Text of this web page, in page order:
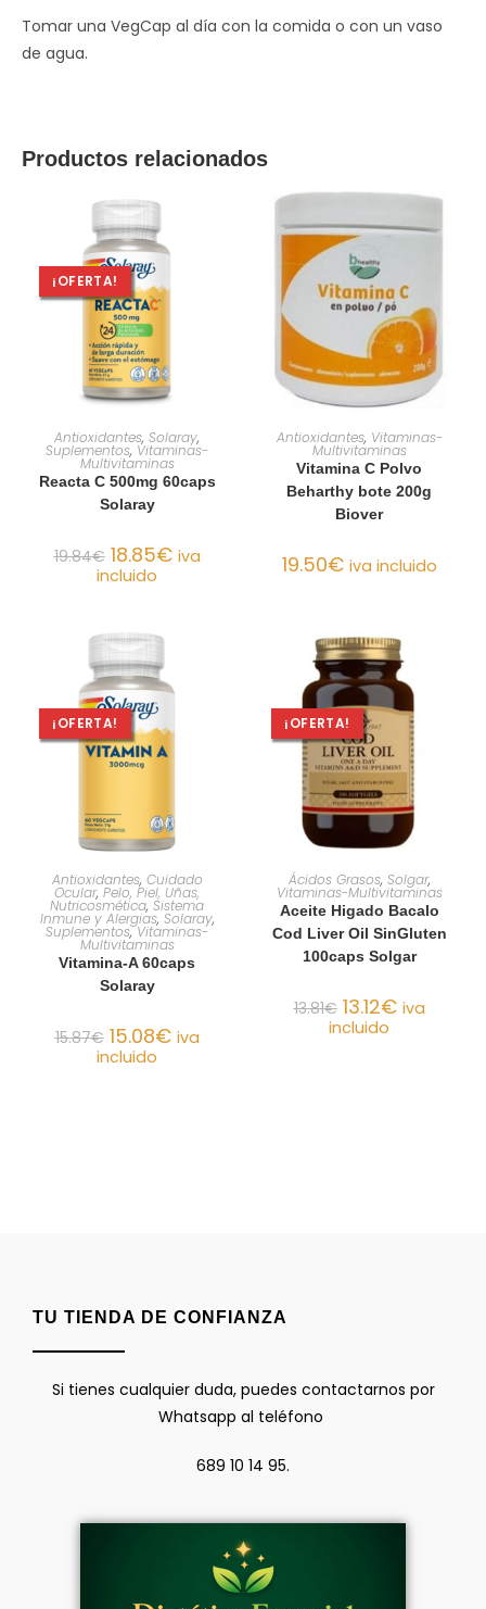
Tomar una VegCap al día con la comida o con un vaso
de agua.
Productos relacionados
¡OFERTA!
AÑADIR AL CARRITO
Antioxidantes, Solaray,
Suplementos, Vitaminas-
Multivitaminas
Reacta C 500mg 60caps
Solaray
19.84€ 18.85€ iva
incluido
AÑADIR AL CARRITO
Antioxidantes, Vitaminas-
Multivitaminas
Vitamina C Polvo
Beharthy bote 200g
Biover
19.50€ iva incluido
¡OFERTA!
AÑADIR AL CARRITO
Antioxidantes, Cuidado
Ocular, Pelo, Piel, Uñas,
Nutricosmética, Sistema
Inmune y Alergias, Solaray,
Suplementos,Vitaminas-
Multivitaminas
Vitamina-A 60caps
Solaray
15.87€ 15.08€ iva
incluido
¡OFERTA!
AÑADIR AL CARRITO
Ácidos Grasos, Solgar,
Vitaminas-Multivitaminas
Aceite Higado Bacalo
Cod Liver Oil SinGluten
100caps Solgar
13.81€ 13.12€ iva
incluido
TU TIENDA DE CONFIANZA
Si tienes cualquier duda, puedes contactarnos por
Whatsapp al teléfono
689 10 14 95.